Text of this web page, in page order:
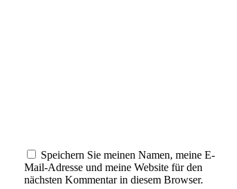
Speichern Sie meinen Namen, meine E-
Mail-Adresse und meine Website für den
nächsten Kommentar in diesem Browser.